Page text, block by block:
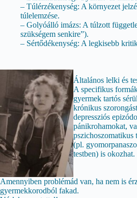
– Túlérzékenység: A környezet
túlelemzése.
– Golyóálló imázs: A túlzott
szükségem senkire”).
– Sértődékenység: A legkisebb
Általános lelki és
A specifikus
gyermek tartós
krónikus
depressziós
pánikrohamokat,
pszichoszomatikus
(pl.
testben) is okozhat.
Amennyiben problémád van, ha nem is
gyermekkorodból fakad.